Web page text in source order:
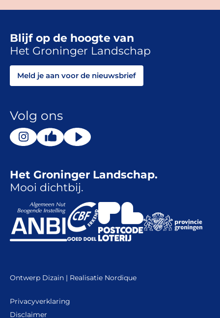
Het Groninger Landschap.
Mooi dichtbij.
Blijf op de hoogte van
Het Groninger Landschap
Meld je aan voor de nieuwsbrief
Volg ons
Privacyverklaring
Disclaimer
Ontwerp Dizain | Realisatie Nordique